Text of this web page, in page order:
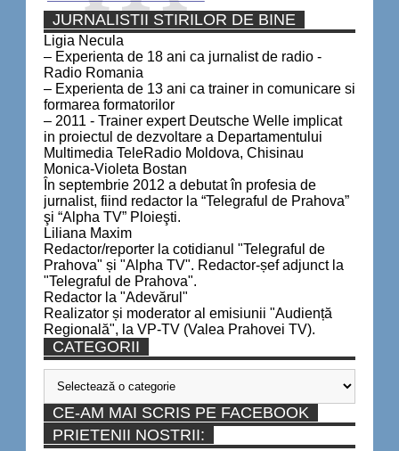
JURNALISTII STIRILOR DE BINE
Ligia Necula
– Experienta de 18 ani ca jurnalist de radio -
Radio Romania
– Experienta de 13 ani ca trainer in comunicare si
formarea formatorilor
– 2011 - Trainer expert Deutsche Welle implicat
in proiectul de dezvoltare a Departamentului
Multimedia TeleRadio Moldova, Chisinau
Monica-Violeta Bostan
În septembrie 2012 a debutat în profesia de
jurnalist, fiind redactor la “Telegraful de Prahova”
şi “Alpha TV” Ploieşti.
Liliana Maxim
Redactor/reporter la cotidianul "Telegraful de
Prahova" și "Alpha TV". Redactor-șef adjunct la
"Telegraful de Prahova".
Redactor la "Adevărul"
Realizator și moderator al emisiunii "Audiență
Regională", la VP-TV (Valea Prahovei TV).
CATEGORII
Categorii
CE-AM MAI SCRIS PE FACEBOOK
PRIETENII NOSTRII: